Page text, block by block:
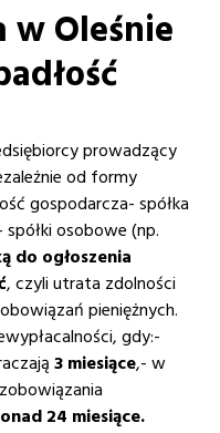
w Oleśnie
prowadzący
od formy
gospodarcza- spółka
spółki osobowe (np.
do ogłoszenia
, czyli utrata zdolności
pieniężnych.
gdy:-
3 miesiące,- w
24 miesiące.